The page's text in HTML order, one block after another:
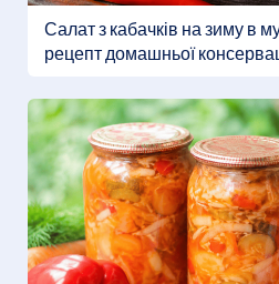
Салат з кабачків на зиму в
рецепт домашньої